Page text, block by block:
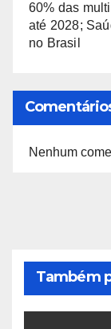
60% das
até 2028;
no Brasil
Nenhum
Também